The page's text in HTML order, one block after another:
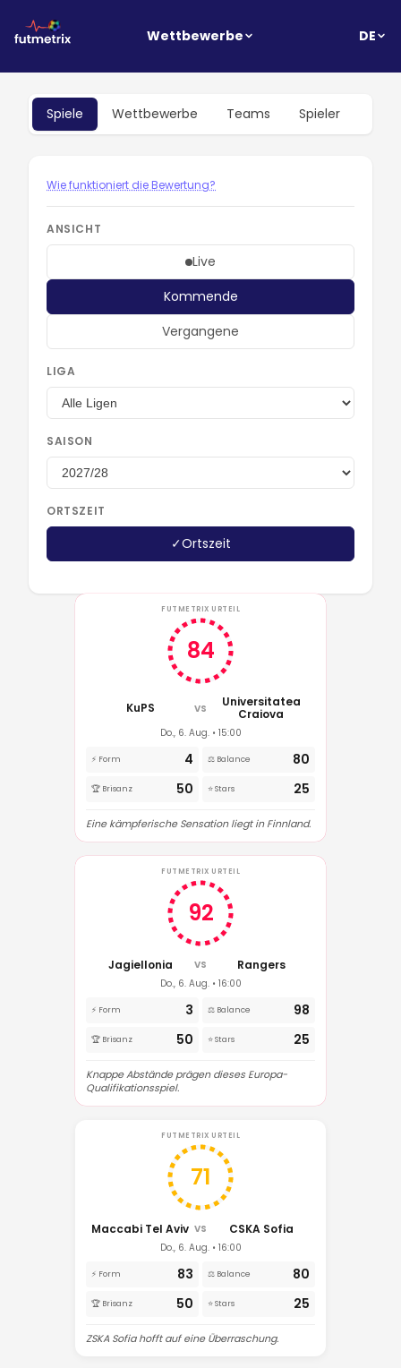
Wettbewerbe DE
Spiele Wettbewerbe Teams Spieler
Wie funktioniert die Bewertung?
ANSICHT
Live
Kommende
Vergangene
LIGA
SAISON
ORTSZEIT
✓Ortszeit
FUTMETRIX URTEIL
84
KuPS VS
Universitatea
Craiova
Do., 6. Aug. • 15:00
⚡ Form 4 ⚖️ Balance 80
🏆 Brisanz 50 ⭐ Stars 25
Eine kämpferische Sensation liegt in Finnland.
FUTMETRIX URTEIL
92
Jagiellonia VS Rangers
Do., 6. Aug. • 16:00
⚡ Form 3 ⚖️ Balance 98
🏆 Brisanz 50 ⭐ Stars 25
Knappe Abstände prägen dieses Europa-
Qualifikationsspiel.
FUTMETRIX URTEIL
71
Maccabi Tel Aviv VS CSKA Sofia
Do., 6. Aug. • 16:00
⚡ Form 83 ⚖️ Balance 80
🏆 Brisanz 50 ⭐ Stars 25
ZSKA Sofia hofft auf eine Überraschung.